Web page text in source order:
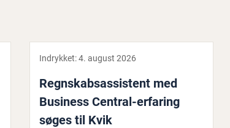
Indrykket:4. august 2026
Regn­skabsas­si­stent med
Business Central-erfaring
søges til Kvik